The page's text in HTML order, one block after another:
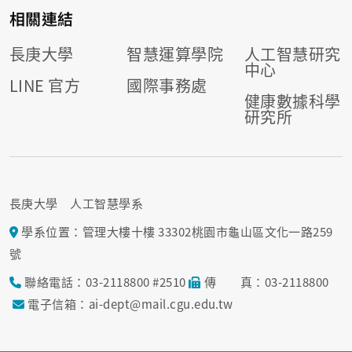
相關連結
長庚大學
LINE 官方
智慧運算學院
國際事務處
人工智慧研究
中心
健康數據科學
研究所
長庚大學 人工智慧學系
學系位置：管理大樓十樓 33302桃園市龜山區文化一路259
號
聯絡電話：03-2118800 #2510
傳 真：03-2118800
電子信箱：ai-dept@mail.cgu.edu.tw